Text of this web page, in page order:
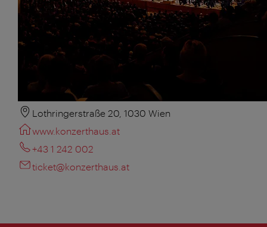
Lothringerstraße 20, 1030 Wien
www.konzerthaus.at
+43 1 242 002
ticket@konzerthaus.at